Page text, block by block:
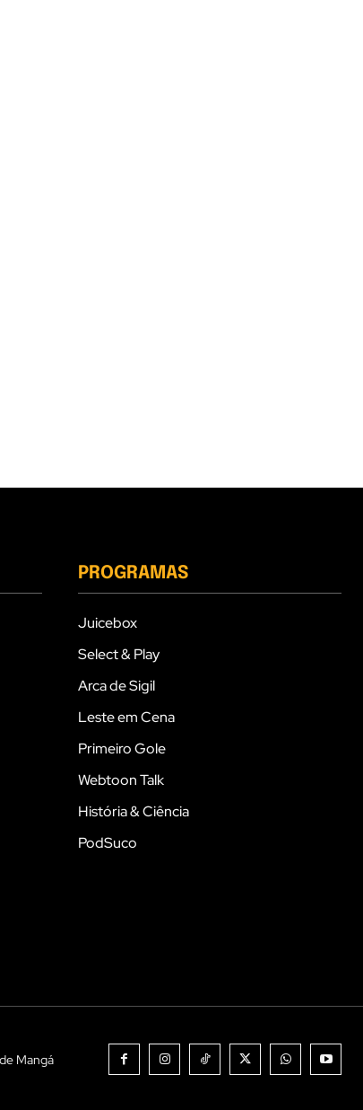
PROGRAMAS
Juicebox
Select & Play
Arca de Sigil
Leste em Cena
Primeiro Gole
Webtoon Talk
História & Ciência
PodSuco
Mangá